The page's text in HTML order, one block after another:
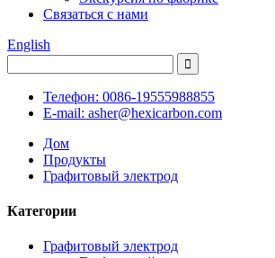
Связаться с нами
English
Телефон: 0086-19555988855
E-mail: asher@hexicarbon.com
Дом
Продукты
Графитовый электрод
Категории
Графитовый электрод